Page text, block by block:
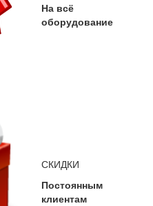
На всё
оборудование
СКИДКИ
Постоянным
клиентам